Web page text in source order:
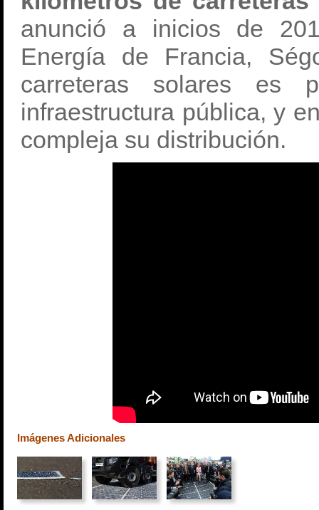
anunció a inicios de
Energía de Francia,
carreteras solares es
infraestructura pública, y
compleja su distribución.
Imágenes Adicionales